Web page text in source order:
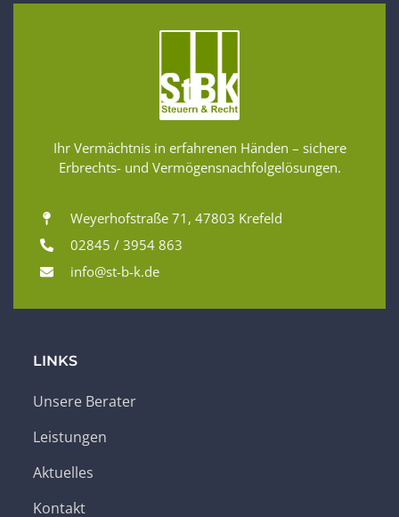
Ihr Vermächtnis in erfahrenen Händen – sichere
Erbrechts- und Vermögensnachfolgelösungen.
Weyerhofstraße 71, 47803 Krefeld
02845 / 3954 863
info@st-b-k.de
LINKS
Unsere Berater
Leistungen
Aktuelles
Kontakt